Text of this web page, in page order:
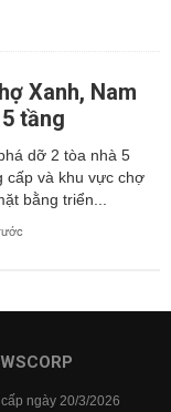
Xanh, Nam
tầng
dỡ 2 tòa nhà 5
cấp và khu vực chợ
bằng triển...
ngày 20/3/2026